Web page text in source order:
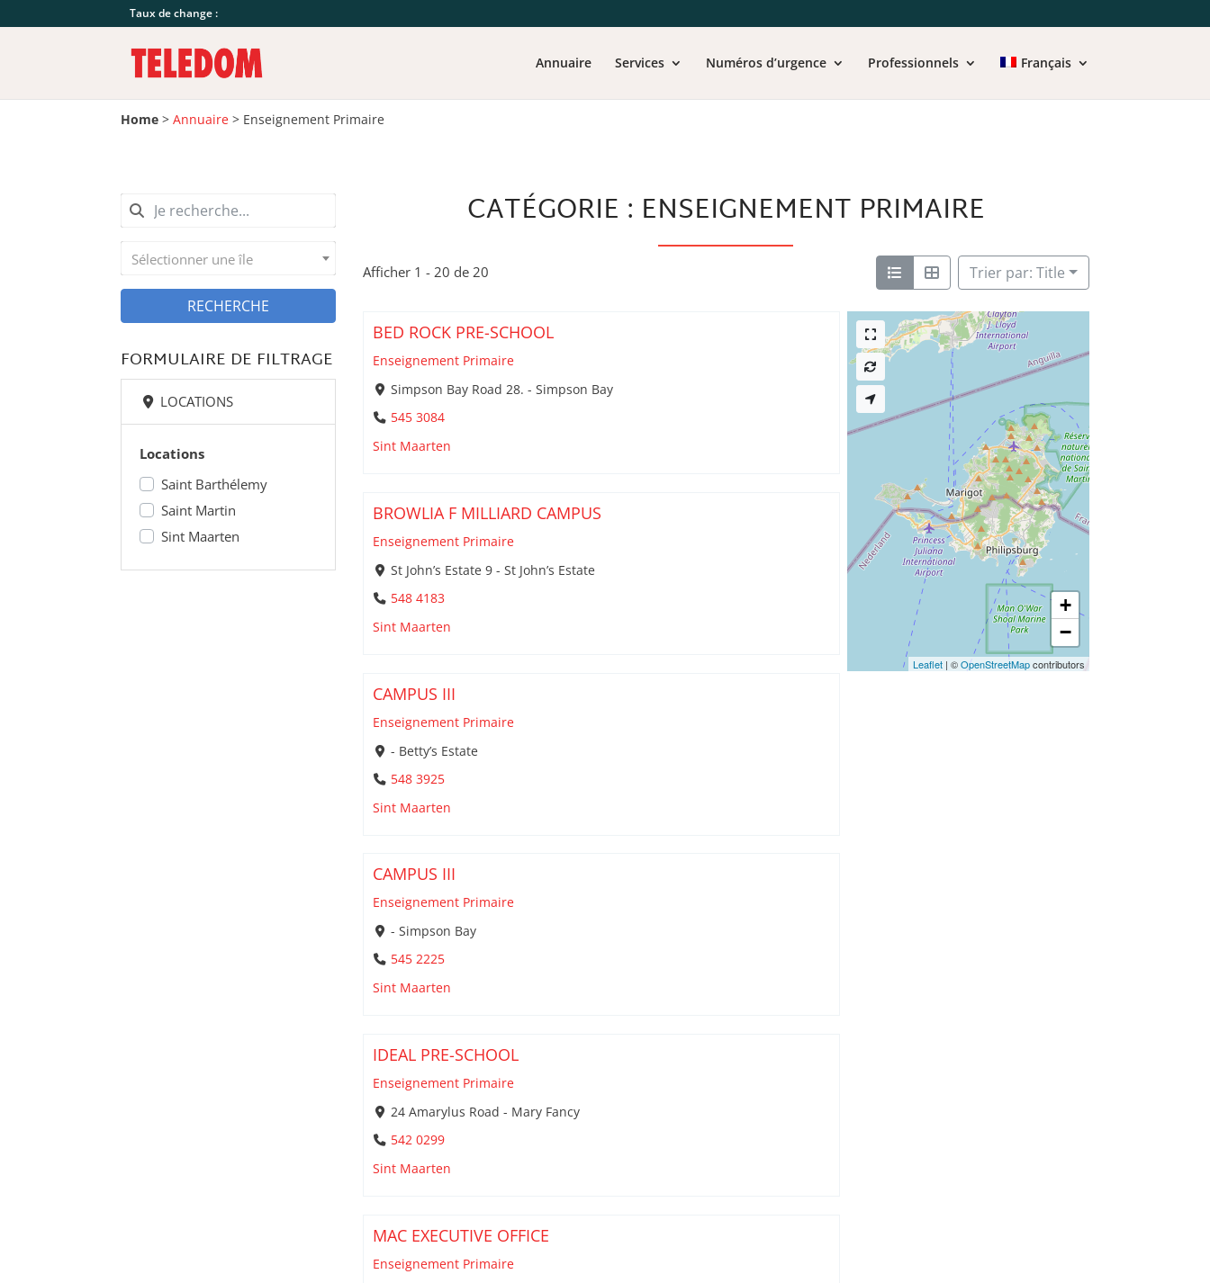
Taux de change :
Annuaire Services Numéros d’urgence Professionnels Français
Home >Annuaire > Enseignement Primaire
CATÉGORIE : ENSEIGNEMENT PRIMAIRE
Afficher 1 - 20 de 20 Trier par: Title
BED ROCK PRE-SCHOOL
Enseignement Primaire
Simpson Bay Road 28. - Simpson Bay
545 3084
Sint Maarten
BROWLIA F MILLIARD CAMPUS
Enseignement Primaire
St John’s Estate 9 - St John’s Estate
548 4183
Sint Maarten
CAMPUS III
Enseignement Primaire
- Betty’s Estate
548 3925
Sint Maarten
CAMPUS III
Enseignement Primaire
- Simpson Bay
545 2225
Sint Maarten
IDEAL PRE-SCHOOL
Enseignement Primaire
24 Amarylus Road - Mary Fancy
542 0299
Sint Maarten
MAC EXECUTIVE OFFICE
Enseignement Primaire
+
−
Leaflet| ©OpenStreetMapcontributors
Sélectionner une île
RECHERCHE
FORMULAIRE DE FILTRAGE
LOCATIONS
Locations
Saint Barthélemy
Saint Martin
Sint Maarten